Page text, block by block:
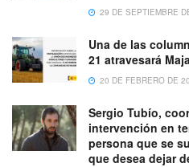
29 DE SEPTIEMBRE
Una de las
21 atravesará
20 DE FEBRERO DE
Sergio Tubío,
intervención en
persona que se
que desea dejar